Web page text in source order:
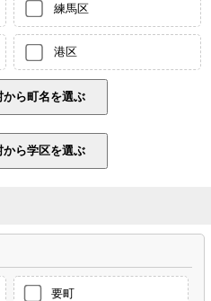
練馬区
港区
要町